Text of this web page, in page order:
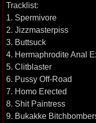
Tracklist:
1. Spermivore
2. Jizzmasterpiss
3. Buttsuck
4. Hermaphrodite Anal
5. Clitblaster
6. Pussy Off-Road
7. Homo Erected
8. Shit Paintress
9. Bukakke